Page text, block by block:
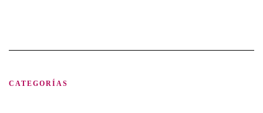
CATEGORÍAS